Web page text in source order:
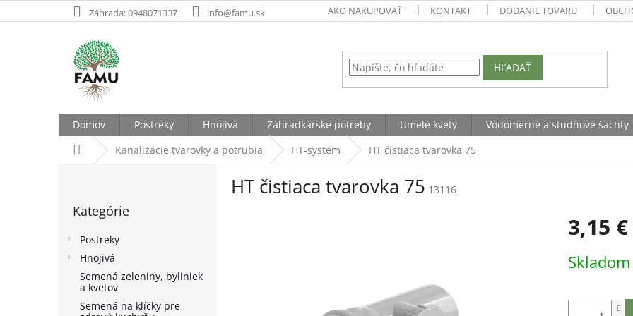
na
Záhrada: 0948071337 info@famu.sk AKO NAKUPOVAŤ KONTAKT DODANIE TOVARU
HĽADAŤ
Domov Postreky Hnojivá Záhradkárske potreby Umelé kvety Vodomerné a studňové šachty
DomovKanalizácie,tvarovky a potrubia HT-systém HT čistiaca tvarovka 75
kategórie
Kategórie
Postreky
Hnojivá
Semená zeleniny, byliniek
a kvetov
Semená na klíčky pre
HT čistiaca tvarovka 75 13116
3,15 €
cena:
Skladom